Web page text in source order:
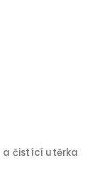
a čistící utěrka